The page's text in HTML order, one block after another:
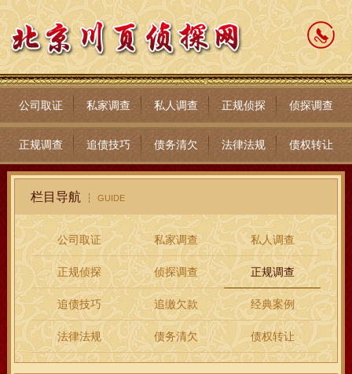
公司取证 私家调查 私人调查 正规侦探 侦探调查
正规调查 追债技巧 债务清欠 法律法规 债权转让
栏目导航 GUIDE
公司取证 私家调查 私人调查
正规侦探 侦探调查 正规调查
追债技巧 追缴欠款 经典案例
法律法规 债务清欠 债权转让